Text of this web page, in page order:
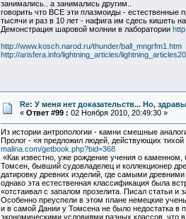
занимались.. а занимались другим..
говорить что ВСЕ эти плазмоиды -
тысячи и раз в 10 лет - нафига им сдесь кишеть
Демонстрация шаровой молнии в лаборатории
http://www.kosch.narod.ru/thunder/ball_mngrfm1.htm
http://arisfera.info/lightning_articles/
Re: У меня нет доказательств... Но,
« Ответ #99 : 02 Ноября 2010, 20:49:30 »
Из истории антропологии - камни смешные
Пролог - «я предложил людей, действующих
malina.com/getbook.php?bid=368
«Как известно, уже рождение учения о
Томсен, бывший судовладелец и коллекционер
датировку древних изделий, где самыми
однако эта естественная классификация была
«отстаивал с запалом прозелита. Писал статьи и
Особенно преуспели в этом плане немецкие
и в самой Дании у Томсена не было недостатка в
экономическими условиями разных классов, что